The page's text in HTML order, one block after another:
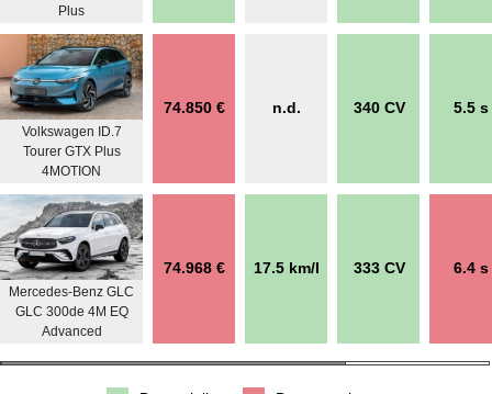
Plus
Volkswagen ID.7
Tourer GTX Plus
4MOTION
74.850 € n.d. 340 CV 5.5 s
Mercedes-Benz GLC
GLC 300de 4M EQ
Advanced
74.968 € 17.5 km/l 333 CV 6.4 s